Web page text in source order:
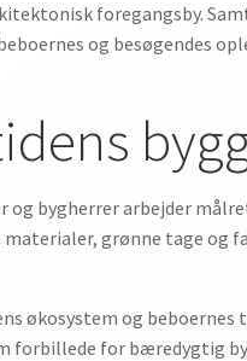
foregangsby.
og besøgendes
og bygherrer arbejder
grønne tage og
økosystem og beboernes
forbillede for bæredygtig